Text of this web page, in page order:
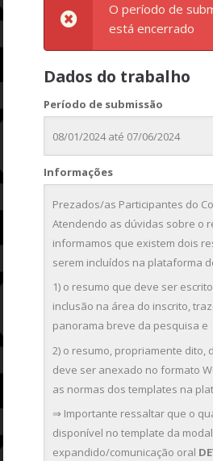
O período de
está encerrado
Dados do trabalho
Período de submissão
08/01/2024 até 07/06/2024
Informações
Prezados/as Participantes do
Atendendo as dúvidas sobre o
informamos que existem dois
serem incluídos na plataforma
1) o resumo que deve ser
inclusão na área do inscrito,
panorama breve da pesquisa e
2) o resumo, propriamente dito,
deve ser anexado no formato
as normas dos templates na
⇒ Importante ressaltar que o
disponível no template da
expandido/comunicação oral